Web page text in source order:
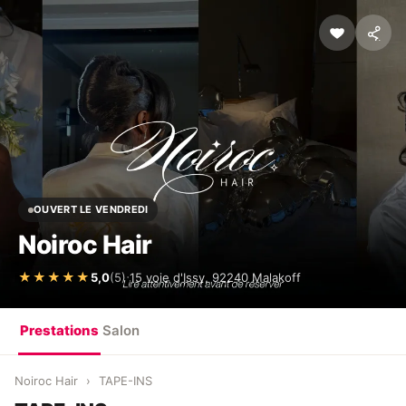
OUVERT LE VENDREDI
Noiroc Hair
★★★★★ 5,0(5)·15 voie d'Issy, 92240 Malakoff
Prestations Salon
Noiroc Hair › TAPE-INS